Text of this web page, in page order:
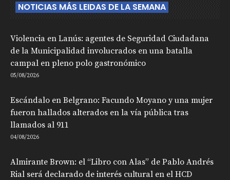
NOTICIAS MÁS LEIDAS DE LA SEMANA
Violencia en Lanús: agentes de Seguridad Ciudadana
de la Municipalidad involucrados en una batalla
campal en pleno polo gastronómico
05/08/2026
Escándalo en Belgrano: Facundo Moyano y una mujer
fueron hallados alterados en la vía pública tras
llamados al 911
04/08/2026
Almirante Brown: el “Libro con Alas” de Pablo Andrés
Rial será declarado de interés cultural en el HCD